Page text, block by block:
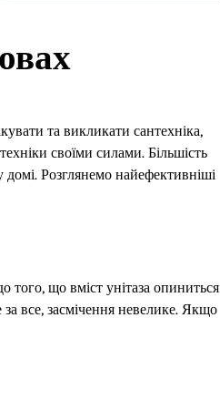
та викликати сантехніка,
своїми силами. Більшість
Розглянемо найефективніші
того, що вміст унітаза опиниться
все, засмічення невелике. Якщо